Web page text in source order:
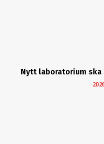
Nytt laboratorium